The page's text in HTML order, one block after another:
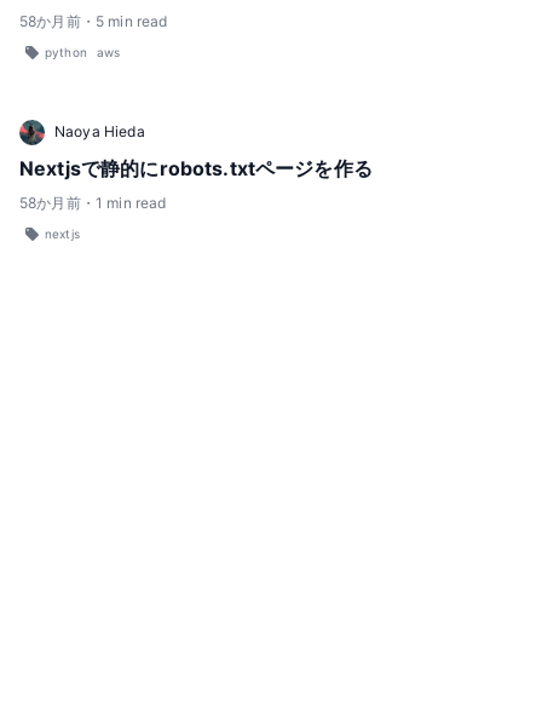
58か月前・ 5 min read
python aws
Naoya Hieda
Nextjsで静的にrobots.txtページを作る
58か月前・ 1 min read
nextjs